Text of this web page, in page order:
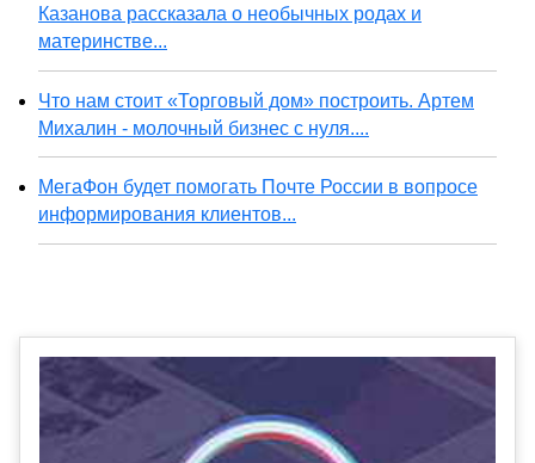
Казанова рассказала о необычных родах и
материнстве...
Что нам стоит «Торговый дом» построить. Артем
Михалин - молочный бизнес с нуля....
МегаФон будет помогать Почте России в вопросе
информирования клиентов...